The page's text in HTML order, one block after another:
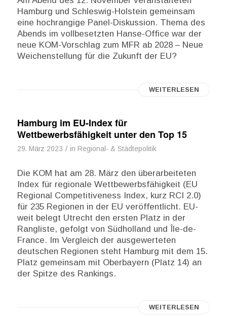
Hamburg und Schleswig-Holstein gemeinsam
eine hochrangige Panel-Diskussion. Thema des
Abends im vollbesetzten Hanse-Office war der
neue KOM-Vorschlag zum MFR ab 2028 – Neue
Weichenstellung für die Zukunft der EU?
WEITERLESEN
Hamburg im EU-Index für
Wettbewerbsfähigkeit unter den Top 15
29. März 2023 / in Regional- & Städtepolitik
Die KOM hat am 28. März den überarbeiteten
Index für regionale Wettbewerbsfähigkeit (EU
Regional Competitiveness Index, kurz RCI 2.0)
für 235 Regionen in der EU veröffentlicht. EU-
weit belegt Utrecht den ersten Platz in der
Rangliste, gefolgt von Südholland und Île-de-
France. Im Vergleich der ausgewerteten
deutschen Regionen steht Hamburg mit dem 15.
Platz gemeinsam mit Oberbayern (Platz 14) an
der Spitze des Rankings.
WEITERLESEN